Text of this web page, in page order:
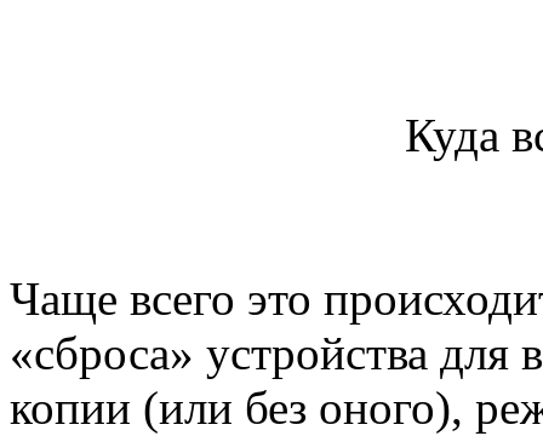
Куда
Чаще всего это
«сброса» устройства для
копии (или без оного),